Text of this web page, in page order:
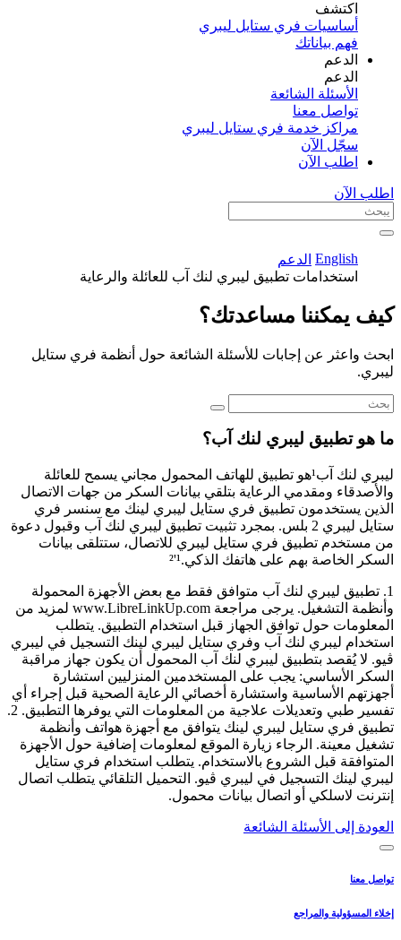
اكتشف​
أساسيات فري ستايل ليبري
فهم بياناتك
الدعم
الدعم
الأسئلة الشائعة
تواصل معنا
مراكز خدمة فري ستايل ليبري
سجّل الآن​
اطلب الآن
اطلب الآن
English الدعم
استخدامات تطبيق ليبري لنك آب للعائلة والرعاية
كيف يمكننا مساعدتك؟
ابحث واعثر عن إجابات للأسئلة الشائعة حول أنظمة فري ستايل
ليبري.
ما هو تطبيق ليبري لنك آب؟
ليبري لنك آب¹هو تطبيق للهاتف المحمول مجاني يسمح للعائلة
والأصدقاء ومقدمي الرعاية بتلقي بيانات السكر من جهات الاتصال
الذين يستخدمون تطبيق فري ستايل ليبري لينك مع سنسر فري
ستايل ليبري 2 بلس. بمجرد تثبيت تطبيق ليبري لنك آب وقبول دعوة
من مستخدم تطبيق فري ستايل ليبري للاتصال، ستتلقى بيانات
السكر الخاصة بهم على هاتفك الذكي.¹'²
1. تطبيق ليبري لنك آب متوافق فقط مع بعض الأجهزة المحمولة
وأنظمة التشغيل. يرجى مراجعة www.LibreLinkUp.com لمزيد من
المعلومات حول توافق الجهاز قبل استخدام التطبيق. يتطلب
استخدام ليبري لنك آب وفري ستايل ليبري لينك التسجيل في ليبري
ڤيو. لا يُقصد بتطبيق ليبري لنك آب المحمول أن يكون جهاز مراقبة
السكر الأساسي: يجب على المستخدمين المنزليين استشارة
أجهزتهم الأساسية واستشارة أخصائي الرعاية الصحية قبل إجراء أي
تفسير طبي وتعديلات علاجية من المعلومات التي يوفرها التطبيق. 2.
تطبيق فري ستايل ليبري لينك يتوافق مع أجهزة هواتف وأنظمة
تشغيل معينة. الرجاء زيارة الموقع لمعلومات إضافية حول الأجهزة
المتوافقة قبل الشروع بالاستخدام. يتطلب استخدام فري ستايل
ليبري لينك التسجيل في ليبري ڤيو. التحميل التلقائي يتطلب اتصال
إنترنت لاسلكي أو اتصال بيانات محمول.
العودة إلى الأسئلة الشائعة
تواصل معنا
إخلاء المسؤولية والمراجع